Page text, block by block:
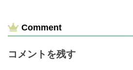
Comment
コメントを残す